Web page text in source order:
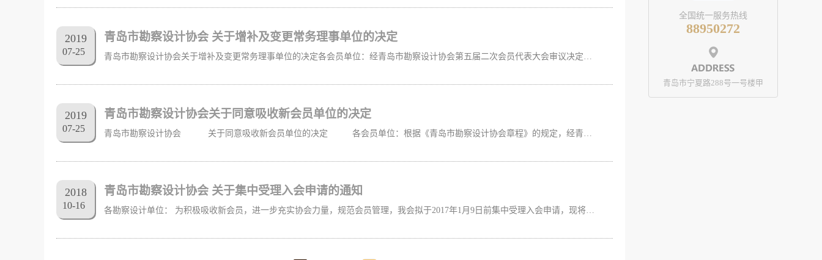
全国统一服务热线
88950272
青岛市宁夏路288号一号楼甲
2019
07-25
青岛市勘察设计协会 关于增补及变更常务理事单位的决定
青岛市勘察设计协会关于增补及变更常务理事单位的决定各会员单位：经青岛市勘察设计协会第五届二次会员代表大会审议决定：增补青岛市建设工程施工图设计审查有限公司、青岛市城乡建筑设计院有限公司为常务理事单位；常务理事单位德才装饰股份有限公司，其常务理事单位资格变更为青岛中房建筑设计院有限公司。 2019年7月22日
2019
07-25
青岛市勘察设计协会关于同意吸收新会员单位的决定
青岛市勘察设计协会 关于同意吸收新会员单位的决定 各会员单位：根据《青岛市勘察设计协会章程》的规定，经青岛市勘察设计协会常务理事会议及五届二次会员代表大会审议决定，同意吸收下列单位为青岛市勘察设计协会会员：山东绿城青和建筑设计有限公司山东建元工程检测鉴定有限公司青岛恒源新电力设计院有限公司青岛拓界建筑设计有限公司广州山水比德设计股份有限公司山东分公司。（排名不分先后） 2019年7月22日
2018
10-16
青岛市勘察设计协会 关于集中受理入会申请的通知
各勘察设计单位： 为积极吸收新会员，进一步充实协会力量，规范会员管理，我会拟于2017年1月9日前集中受理入会申请，现将有关事宜通知如下： 1、凡具备工程勘察、设计相关资质的我市或外地入青、驻青勘察设计单位，均可自愿申请加入青岛市勘察设计协会。 2、申请入会单位请认真填写《青岛市勘察设计协会会员登记（申请）表》并加盖公章，于2017年1月9日12时前报至青岛市勘察设计协会办公室，协会将通过召开理事会集中审核。 3、已入会的勘察设计单位如企业信息发生变更，请重新填写《青岛市勘察设计协会会员登记（申请）表》加盖公章并报送。 联系人：刘玥，联系电话：88950272。 特此通知。 附件：《青岛市勘察设计协会会员登记（申请）表》 &...